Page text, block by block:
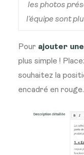
les photos
l’équipe sont
Pour ajouter
plus simple !
souhaitez la
encadré en rouge.